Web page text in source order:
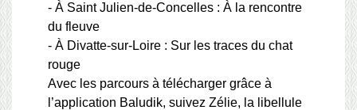
- À Saint Julien-de-Concelles : À la rencontre
du fleuve
- À Divatte-sur-Loire : Sur les traces du chat
rouge
Avec les parcours à télécharger grâce à
l’application Baludik, suivez Zélie, la libellule